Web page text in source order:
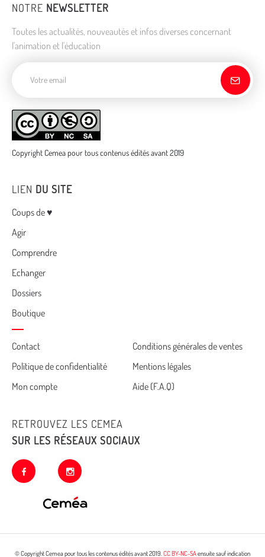
NOTRE NEWSLETTER
Toutes les actualités, nouveautés et infos diverses concernant
l'animation et l'éducation
Copyright Cemea pour tous contenus édités avant 2019
LIEN DU SITE
Menu
Coups de ♥
Agir
Comprendre
Echanger
Dossiers
Boutique
Cemea
footer
Contact
Conditions générales de ventes
Politique de confidentialité
Mentions légales
Mon compte
Aide (F.A.Q)
RETROUVEZ LES CEMEA
SUR LES RÉSEAUX SOCIAUX
facebook instagram
© Copyright Cemea pour tous les contenus édités avant 2019.CC BY-NC-SAensuite sauf indication